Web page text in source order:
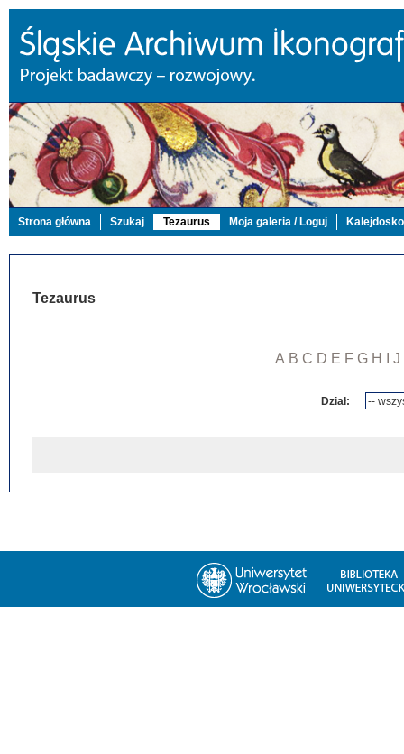
Strona główna Szukaj Tezaurus Moja galeria / Loguj
Tezaurus
A B C D E F G H J
Dział: